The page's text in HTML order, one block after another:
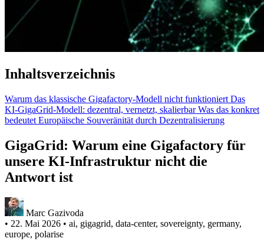
Inhaltsverzeichnis
Warum das klassische Gigafactory-Modell nicht funktioniert Das
KI-GigaGrid-Modell: dezentral, vernetzt, skalierbarWas das konkret
bedeutet Europäische Souveränität durch Dezentralisierung
GigaGrid: Warum eine Gigafactory für
unsere KI-Infrastruktur nicht die
Antwort ist
Marc Gazivoda
• 22. Mai 2026 • ai, gigagrid, data-center, sovereignty, germany,
europe, polarise